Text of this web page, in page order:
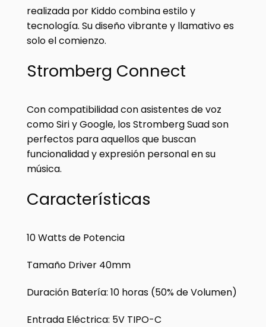
realizada por Kiddo combina estilo y
tecnología. Su diseño vibrante y llamativo es
solo el comienzo.
Stromberg Connect
Con compatibilidad con asistentes de voz
como Siri y Google, los Stromberg Suad son
perfectos para aquellos que buscan
funcionalidad y expresión personal en su
música.
Características
10 Watts de Potencia
Tamaño Driver 40mm
Duración Batería: 10 horas (50% de Volumen)
Entrada Eléctrica: 5V TIPO-C